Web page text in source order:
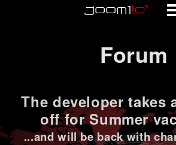
Forum
The developer takes
off for Summer
...and will be back with